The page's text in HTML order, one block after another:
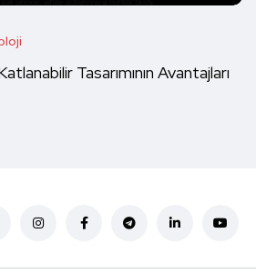
Tasarımının Avantajları